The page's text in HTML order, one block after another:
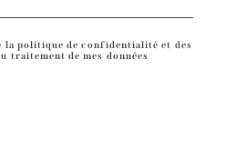
la politique de confidentialité et des
traitement de mes données